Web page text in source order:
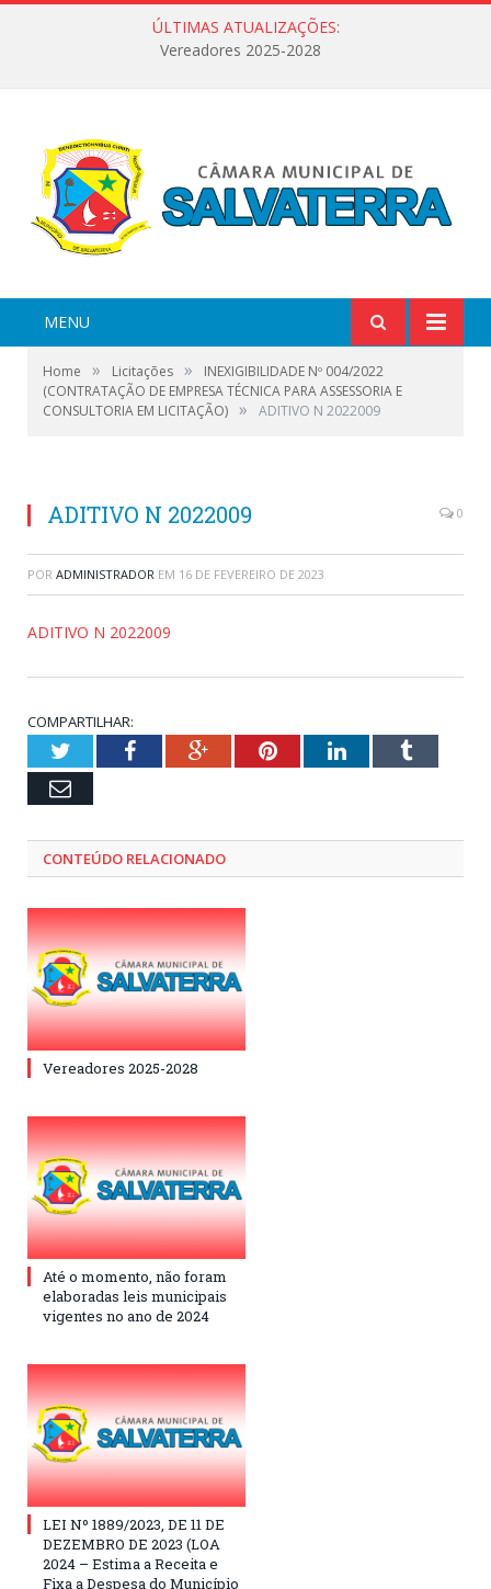
ÚLTIMAS ATUALIZAÇÕES:
Vereadores 2025-2028
MENU
Home » Licitações »
INEXIGIBILIDADE Nº 004/2022
(CONTRATAÇÃ​O DE EMPRESA TÉCNICA PARA ASSESSORIA E
CONSULTORIA EM LICITAÇÃO) » ADITIVO N 2022009
ADITIVO N 2022009 0
POR ADMINISTRADOR EM 16 DE FEVEREIRO DE 2023
ADITIVO N 2022009
COMPARTILHAR:
TwitterFacebookGoogle+PinterestLinkedInTumblr
Email
CONTEÚDO RELACIONADO
Vereadores 2025-2028
Até o momento, não foram
elaboradas leis municipais
vigentes no ano de 2024
LEI Nº 1889/2023, DE 11 DE
DEZEMBRO DE 2023 (LOA
2024 – Estima a Receita e
Fixa a Despesa do Município